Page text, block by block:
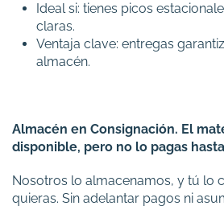
Ideal si: tienes picos
claras.
Ventaja clave: entregas
almacén.
Almacén en Consignación. El
disponible, pero no lo pagas
Nosotros lo almacenamos, y tú lo
quieras. Sin adelantar pagos ni